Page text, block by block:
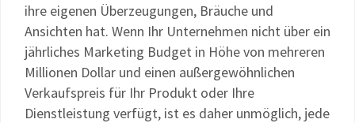
ihre eigenen Überzeugungen, Bräuche und
Ansichten hat. Wenn Ihr Unternehmen nicht über ein
jährliches Marketing Budget in Höhe von mehreren
Millionen Dollar und einen außergewöhnlichen
Verkaufspreis für Ihr Produkt oder Ihre
Dienstleistung verfügt, ist es daher unmöglich, jede